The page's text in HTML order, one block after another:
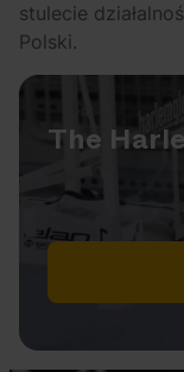
stulecie
Polski.
The